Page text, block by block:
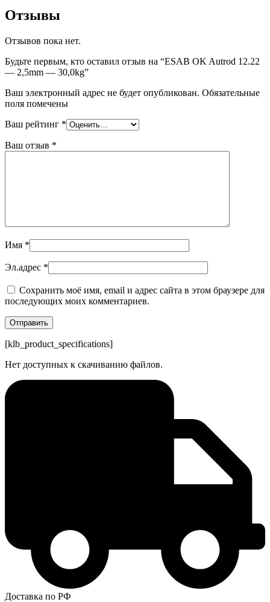
Отзывы
Отзывов пока нет.
Будьте первым, кто оставил отзыв на “ESAB OK Autrod 12.22
— 2,5mm — 30,0kg”
Ваш электронный адрес не будет опубликован. Обязательные
поля помечены
Ваш рейтинг *
Ваш отзыв *
Имя *
Эл.адрес *
Сохранить моё имя, email и адрес сайта в этом браузере для
последующих моих комментариев.
[klb_product_specifications]
Нет доступных к скачиванию файлов.
Доставка по РФ